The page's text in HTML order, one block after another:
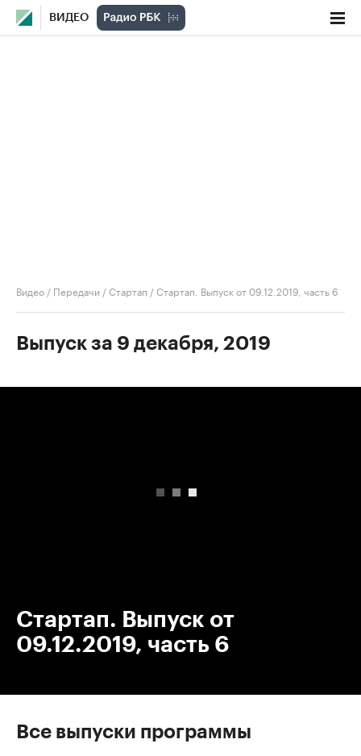
ВИДЕО
Видео / Передачи /Стартап /Стартап. Выпуск от 09.12.2019, часть 6
Выпуск за 9 декабря, 2019
Стартап. Выпуск от
09.12.2019, часть 6
Все выпуски программы